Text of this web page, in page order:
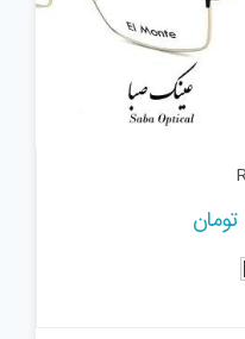
تومان